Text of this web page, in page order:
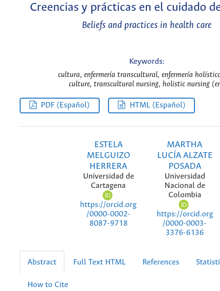
Creencias y prácticas en el cuidado
Beliefs and practices in health care
Keywords:
cultura, enfermería transcultural, enfermería
culture, transcultural nursing, holistic nursing
PDF (Español) HTML (Español)
ESTELA
MELGUIZO
HERRERA
Universidad de
Cartagena
https://orcid.org
/0000-0002-
8087-9718
MARTHA
LUCÍA ALZATE
POSADA
Universidad
Nacional de
Colombia
https://orcid.org
/0000-0003-
3376-6136
Abstract Full Text HTML References
How to Cite